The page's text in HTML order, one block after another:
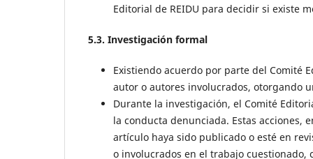
Editorial de REIDU para decidir si existe
5.3. Investigación formal
Existiendo acuerdo por parte del Comité
autor o autores involucrados, otorgando
Durante la investigación, el Comité
la conducta denunciada. Estas acciones,
artículo haya sido publicado o esté en
o involucrados en el trabajo